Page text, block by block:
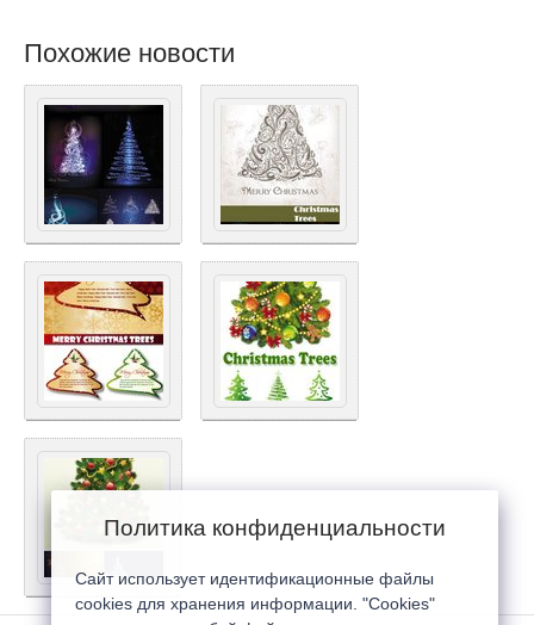
Похожие новости
Политика конфиденциальности
Сайт использует идентификационные файлы
cookies для хранения информации. "Cookies"